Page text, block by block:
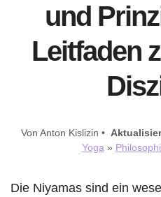
und
Leitfaden
Von Anton Kislizin •
Yoga »
Die Niyamas sind ein